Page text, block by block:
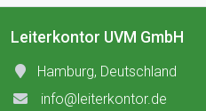
Leiterkontor UVM GmbH
Hamburg, Deutschland
info@leiterkontor.de